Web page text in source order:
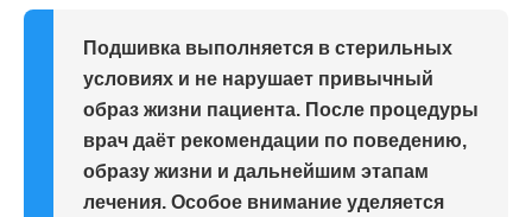
Подшивка выполняется в стерильных
условиях и не нарушает привычный
образ жизни пациента. После процедуры
врач даёт рекомендации по поведению,
образу жизни и дальнейшим этапам
лечения. Особое внимание уделяется